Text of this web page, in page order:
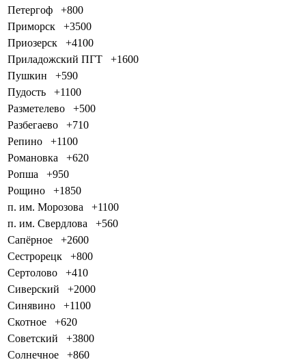
Петергоф
+800
Приморск
+3500
Приозерск
+4100
Приладожский ПГТ
+1600
Пушкин
+590
Пудость
+1100
Разметелево
+500
Разбегаево
+710
Репино
+1100
Романовка
+620
Ропша
+950
Рощино
+1850
п. им. Морозова
+1100
п. им. Свердлова
+560
Сапёрное
+2600
Сестрорецк
+800
Сертолово
+410
Сиверский
+2000
Синявино
+1100
Скотное
+620
Советский
+3800
Солнечное
+860